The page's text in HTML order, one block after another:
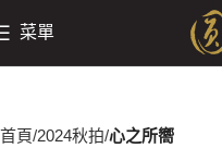
菜單
首頁 2024秋拍 心之所嚮